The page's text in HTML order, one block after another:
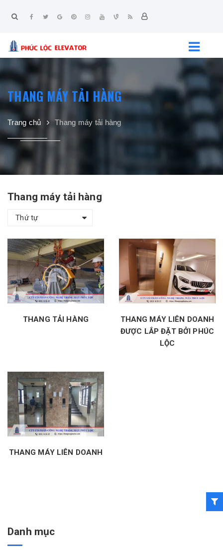
THANG MÁY TẢI HÀNG
Trang chủ Thang máy tải hàng
Thang máy tải hàng
Thứ tự
THANG TẢI HÀNG
THANG MÁY LIÊN DOANH
ĐƯỢC LẮP ĐẶT BỞI PHÚC
LỘC
THANG MÁY LIÊN DOANH
Danh mục